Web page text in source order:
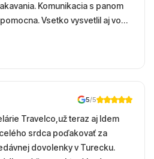
Komunikacia s panom
Vsetko vysvetlil aj vo
sa ospravedlnujem. Hotel
prostredie, more,
5/5
Travelco,už teraz aj Idem
srdca poďakovať za
dovolenky v Turecku.